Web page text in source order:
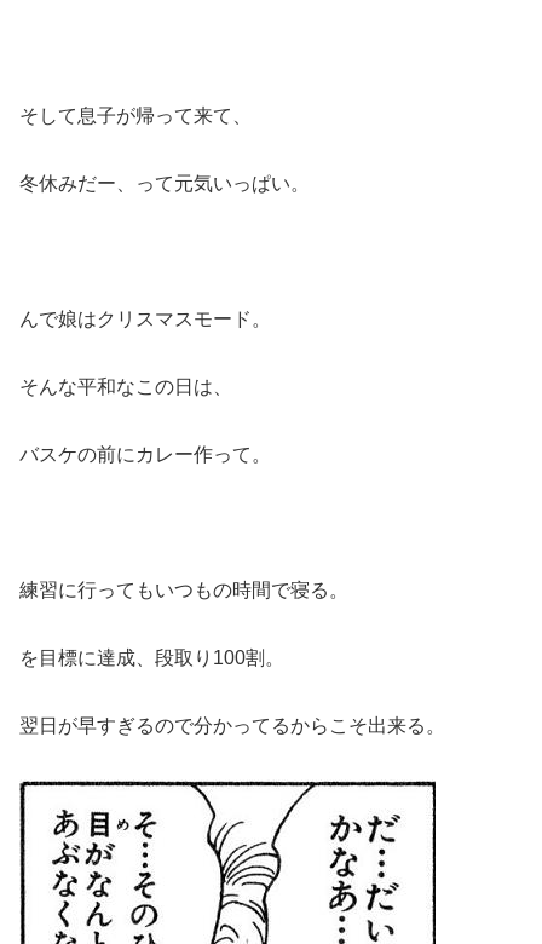
そして息子が帰って来て、
冬休みだー、って元気いっぱい。
んで娘はクリスマスモード。
そんな平和なこの日は、
バスケの前にカレー作って。
練習に行ってもいつもの時間で寝る。
を目標に達成、段取り100割。
翌日が早すぎるので分かってるからこそ出来る。